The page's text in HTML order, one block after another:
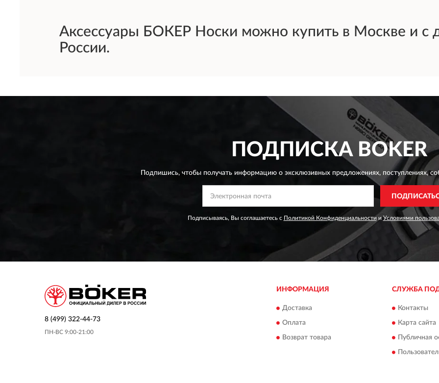
Аксессуары БОКЕР Носки можно купить в Москве и с
России.
ПОДПИСКАBOKER
Подпишись, чтобы получать информацию о эксклюзивных предложениях,поступлениях,
Подписываясь, Вы соглашаетесь с Политикой Конфиденциальности иУсловиями
8 (499) 322-44-73
ПН-ВС 9:00-21:00
ИНФОРМАЦИЯ
Доставка
Оплата
Возврат товара
СЛУЖБА
Контакты
Карта сайта
Публичная